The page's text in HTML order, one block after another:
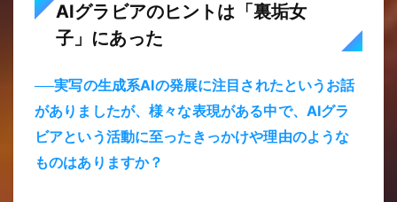
AIグラビアのヒントは「裏垢女
子」にあった
──実写の生成系AIの発展に注目されたというお話
がありましたが、様々な表現がある中で、AIグラ
ビアという活動に至ったきっかけや理由のような
ものはありますか？